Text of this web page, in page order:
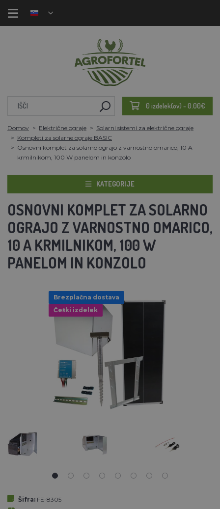
0 izdelek(ov) - 0.00€
Domov Električne ograje
Solarni sistemi za električne ograje
Kompleti za solarne ograje BASIC
Osnovni komplet za solarno ograjo z varnostno omarico, 10 A
krmilnikom, 100 W panelom in konzolo
KATEGORIJE
OSNOVNI KOMPLET ZA SOLARNO
OGRAJO Z VARNOSTNO OMARICO,
10 A KRMILNIKOM, 100 W
PANELOM IN KONZOLO
Brezplačna dostava
Češki izdelek
Šifra: FE-8305